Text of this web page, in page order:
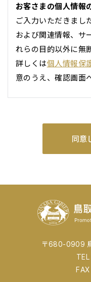
お客さまの個人情報
ご入力いただきまし
および関連情報、サ
れらの目的以外に無
詳しくは個人情報保
意のうえ、確認画面
〒680-0909